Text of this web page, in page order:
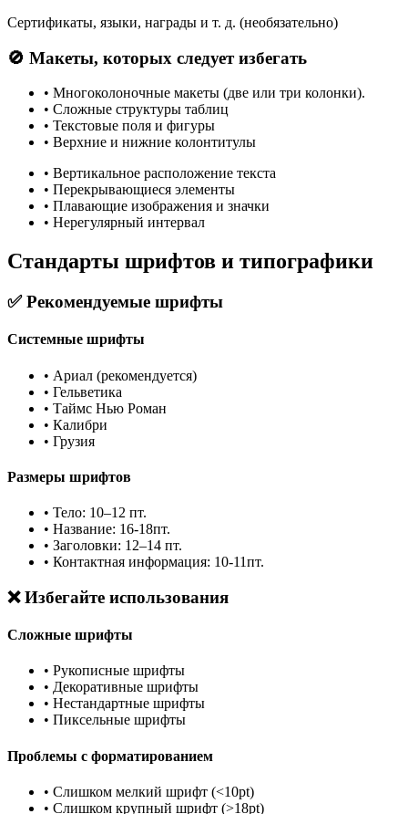
Сертификаты, языки, награды и т. д. (необязательно)
🚫 Макеты, которых следует избегать
• Многоколоночные макеты (две или три колонки).
• Сложные структуры таблиц
• Текстовые поля и фигуры
• Верхние и нижние колонтитулы
• Вертикальное расположение текста
• Перекрывающиеся элементы
• Плавающие изображения и значки
• Нерегулярный интервал
Стандарты шрифтов и типографики
✅ Рекомендуемые шрифты
Системные шрифты
• Ариал (рекомендуется)
• Гельветика
• Таймс Нью Роман
• Калибри
• Грузия
Размеры шрифтов
• Тело: 10–12 пт.
• Название: 16-18пт.
• Заголовки: 12–14 пт.
• Контактная информация: 10-11пт.
❌ Избегайте использования
Сложные шрифты
• Рукописные шрифты
• Декоративные шрифты
• Нестандартные шрифты
• Пиксельные шрифты
Проблемы с форматированием
• Слишком мелкий шрифт (<10pt)
• Слишком крупный шрифт (>18pt)